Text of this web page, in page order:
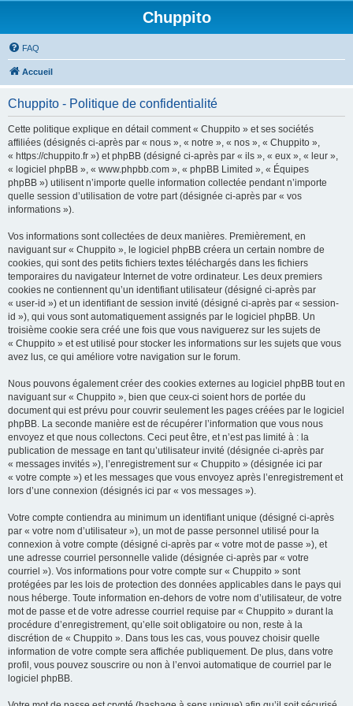
Chuppito
FAQ
Accueil
Chuppito - Politique de confidentialité
Cette politique explique en détail comment « Chuppito » et ses sociétés
affiliées (désignés ci-après par « nous », « notre », « nos », « Chuppito »,
« https://chuppito.fr ») et phpBB (désigné ci-après par « ils », « eux », « leur »,
« logiciel phpBB », « www.phpbb.com », « phpBB Limited », « Équipes
phpBB ») utilisent n’importe quelle information collectée pendant n’importe
quelle session d’utilisation de votre part (désignée ci-après par « vos
informations »).
Vos informations sont collectées de deux manières. Premièrement, en
naviguant sur « Chuppito », le logiciel phpBB créera un certain nombre de
cookies, qui sont des petits fichiers textes téléchargés dans les fichiers
temporaires du navigateur Internet de votre ordinateur. Les deux premiers
cookies ne contiennent qu’un identifiant utilisateur (désigné ci-après par
« user-id ») et un identifiant de session invité (désigné ci-après par « session-
id »), qui vous sont automatiquement assignés par le logiciel phpBB. Un
troisième cookie sera créé une fois que vous naviguerez sur les sujets de
« Chuppito » et est utilisé pour stocker les informations sur les sujets que vous
avez lus, ce qui améliore votre navigation sur le forum.
Nous pouvons également créer des cookies externes au logiciel phpBB tout en
naviguant sur « Chuppito », bien que ceux-ci soient hors de portée du
document qui est prévu pour couvrir seulement les pages créées par le logiciel
phpBB. La seconde manière est de récupérer l’information que vous nous
envoyez et que nous collectons. Ceci peut être, et n’est pas limité à : la
publication de message en tant qu’utilisateur invité (désignée ci-après par
« messages invités »), l’enregistrement sur « Chuppito » (désignée ici par
« votre compte ») et les messages que vous envoyez après l’enregistrement et
lors d’une connexion (désignés ici par « vos messages »).
Votre compte contiendra au minimum un identifiant unique (désigné ci-après
par « votre nom d’utilisateur »), un mot de passe personnel utilisé pour la
connexion à votre compte (désigné ci-après par « votre mot de passe »), et
une adresse courriel personnelle valide (désignée ci-après par « votre
courriel »). Vos informations pour votre compte sur « Chuppito » sont
protégées par les lois de protection des données applicables dans le pays qui
nous héberge. Toute information en-dehors de votre nom d’utilisateur, de votre
mot de passe et de votre adresse courriel requise par « Chuppito » durant la
procédure d’enregistrement, qu’elle soit obligatoire ou non, reste à la
discrétion de « Chuppito ». Dans tous les cas, vous pouvez choisir quelle
information de votre compte sera affichée publiquement. De plus, dans votre
profil, vous pouvez souscrire ou non à l’envoi automatique de courriel par le
logiciel phpBB.